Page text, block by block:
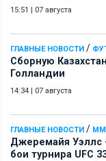
15:51 | 07 августа
ГЛАВНЫЕ НОВОСТИ /
Сборную
Голландии
14:34 | 07 августа
ГЛАВНЫЕ НОВОСТИ /
Джеремайя Уэллс
бои турнира UFC